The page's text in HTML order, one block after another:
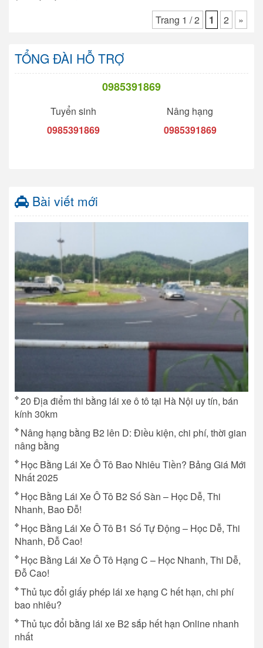
Trang 1 / 2
1 2 »
TỔNG ĐÀI HỖ TRỢ
0985391869
Tuyển sinh
0985391869
Nâng hạng
0985391869
Bài viết mới
20 Địa điểm thi bằng lái xe ô tô tại Hà Nội uy tín, bán
kính 30km
Nâng hạng bằng B2 lên D: Điều kiện, chi phí, thời gian
nâng bằng
Học Bằng Lái Xe Ô Tô Bao Nhiêu Tiền? Bảng Giá Mới
Nhất 2025
Học Bằng Lái Xe Ô Tô B2 Số Sàn – Học Dễ, Thi
Nhanh, Bao Đỗ!
Học Bằng Lái Xe Ô Tô B1 Số Tự Động – Học Dễ, Thi
Nhanh, Đỗ Cao!
Học Bằng Lái Xe Ô Tô Hạng C – Học Nhanh, Thi Dễ,
Đỗ Cao!
Thủ tục đổi giấy phép lái xe hạng C hết hạn, chi phí
bao nhiêu?
Thủ tục đổi bằng lái xe B2 sắp hết hạn Online nhanh
nhất